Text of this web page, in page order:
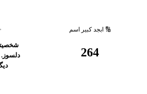
🔢 ابجد کبیر اسم
264
دلسوز.